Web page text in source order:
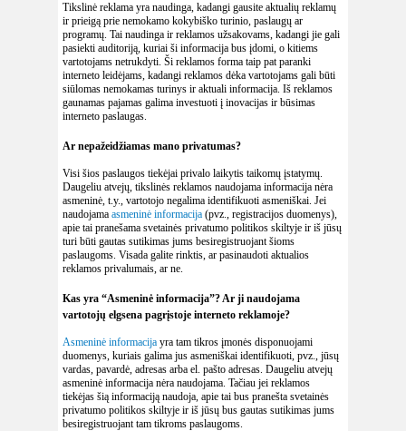
Tikslinė reklama yra naudinga, kadangi gausite aktualių reklamų
ir prieigą prie nemokamo kokybiško turinio, paslaugų ar
programų. Tai naudinga ir reklamos užsakovams, kadangi jie gali
pasiekti auditoriją, kuriai ši informacija bus įdomi, o kitiems
vartotojams netrukdyti. Ši reklamos forma taip pat paranki
interneto leidėjams, kadangi reklamos dėka vartotojams gali būti
siūlomas nemokamas turinys ir aktuali informacija. Iš reklamos
gaunamas pajamas galima investuoti į inovacijas ir būsimas
interneto paslaugas.
Ar nepažeidžiamas mano privatumas?
Visi šios paslaugos tiekėjai privalo laikytis taikomų įstatymų.
Daugeliu atvejų, tikslinės reklamos naudojama informacija nėra
asmeninė, t.y., vartotojo negalima identifikuoti asmeniškai. Jei
naudojama asmeninė informacija (pvz., registracijos duomenys),
apie tai pranešama svetainės privatumo politikos skiltyje ir iš jūsų
turi būti gautas sutikimas jums besiregistruojant šioms
paslaugoms. Visada galite rinktis, ar pasinaudoti aktualios
reklamos privalumais, ar ne.
Kas yra “Asmeninė informacija”? Ar ji naudojama
vartotojų elgsena pagrįstoje interneto reklamoje?
Asmeninė informacija yra tam tikros įmonės disponuojami
duomenys, kuriais galima jus asmeniškai identifikuoti, pvz., jūsų
vardas, pavardė, adresas arba el. pašto adresas. Daugeliu atvejų
asmeninė informacija nėra naudojama. Tačiau jei reklamos
tiekėjas šią informaciją naudoja, apie tai bus pranešta svetainės
privatumo politikos skiltyje ir iš jūsų bus gautas sutikimas jums
besiregistruojant tam tikroms paslaugoms.